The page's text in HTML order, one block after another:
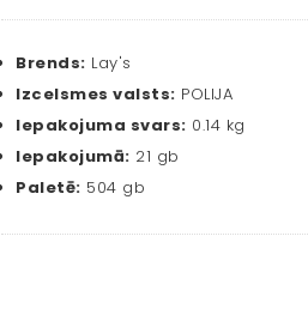
Brends: Lay's
Izcelsmes valsts: POLIJA
Iepakojuma svars: 0.14 kg
Iepakojumā: 21 gb
Paletē: 504 gb